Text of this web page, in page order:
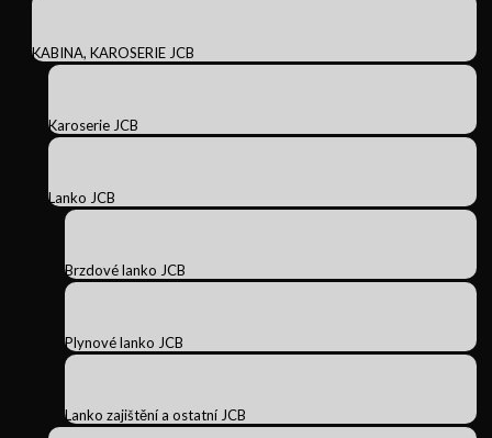
KABINA, KAROSERIE JCB
Karoserie JCB
Lanko JCB
Brzdové lanko JCB
Plynové lanko JCB
Lanko zajištění a ostatní JCB